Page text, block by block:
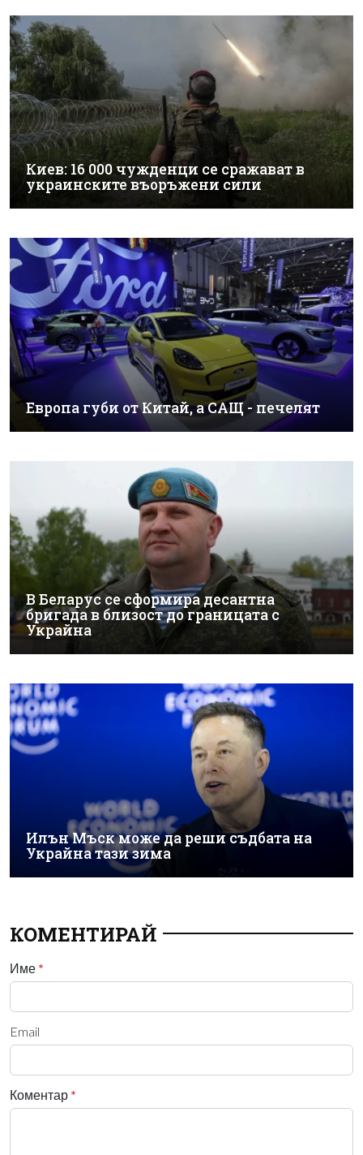
Киев: 16 000 чужденци се сражават в
украинските въоръжени сили
Европа губи от Китай, а САЩ - печелят
В Беларус се сформира десантна
бригада в близост до границата с
Украйна
Илън Мъск може да реши съдбата на
Украйна тази зима
КОМЕНТИРАЙ
Име *
Email
Коментар *